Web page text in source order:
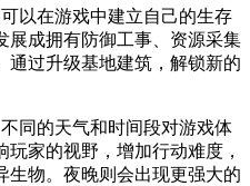
以在游戏中建立自己的生存
展成拥有防御工事、资源采集
通过升级基地建筑，解锁新的
同的天气和时间段对游戏体
家的视野，增加行动难度，
生物。夜晚则会出现更强大的